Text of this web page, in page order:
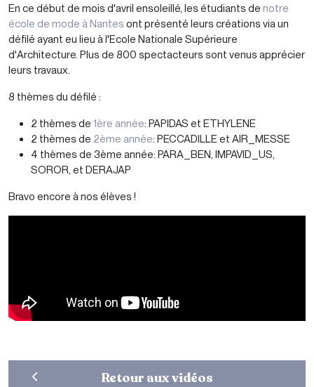
En ce début de mois d'avril ensoleillé, les étudiants de notre
école de mode à Nantesont présenté leurs créations via un
défilé ayant eu lieu à l'Ecole Nationale Supérieure
d'Architecture. Plus de 800 spectacteurs sont venus apprécier
leurs travaux.
8 thèmes du défilé :
2 thèmes de 1ère année: PAPIDAS et ETHYLENE
2 thèmes de 2ème année: PECCADILLE et AIR_MESSE
4 thèmes de 3ème année: PARA_BEN, IMPAVID_US,
SOROR, et DERAJAP
Bravo encore à nos élèves !
Retour aux vidéos